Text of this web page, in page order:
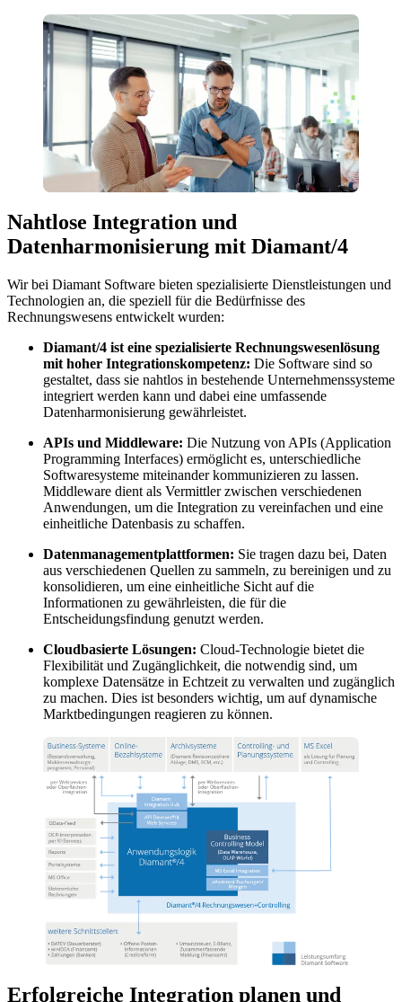
Nahtlose Integration und
Datenharmonisierung mit Diamant/4
Wir bei Diamant Software bieten spezialisierte Dienstleistungen und
Technologien an, die speziell für die Bedürfnisse des
Rechnungswesens entwickelt wurden:
Diamant/4 ist eine spezialisierte Rechnungswesenlösung
mit hoher Integrationskompetenz: Die Software sind so
gestaltet, dass sie nahtlos in bestehende Unternehmenssysteme
integriert werden kann und dabei eine umfassende
Datenharmonisierung gewährleistet.
APIs und Middleware: Die Nutzung von APIs (Application
Programming Interfaces) ermöglicht es, unterschiedliche
Softwaresysteme miteinander kommunizieren zu lassen.
Middleware dient als Vermittler zwischen verschiedenen
Anwendungen, um die Integration zu vereinfachen und eine
einheitliche Datenbasis zu schaffen.
Datenmanagementplattformen: Sie tragen dazu bei, Daten
aus verschiedenen Quellen zu sammeln, zu bereinigen und zu
konsolidieren, um eine einheitliche Sicht auf die
Informationen zu gewährleisten, die für die
Entscheidungsfindung genutzt werden.
Cloudbasierte Lösungen: Cloud-Technologie bietet die
Flexibilität und Zugänglichkeit, die notwendig sind, um
komplexe Datensätze in Echtzeit zu verwalten und zugänglich
zu machen. Dies ist besonders wichtig, um auf dynamische
Marktbedingungen reagieren zu können.
Erfolgreiche Integration planen und